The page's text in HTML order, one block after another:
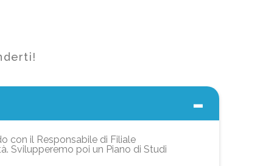
con il Responsabile di Filiale
Svilupperemo poi un Piano di Studi